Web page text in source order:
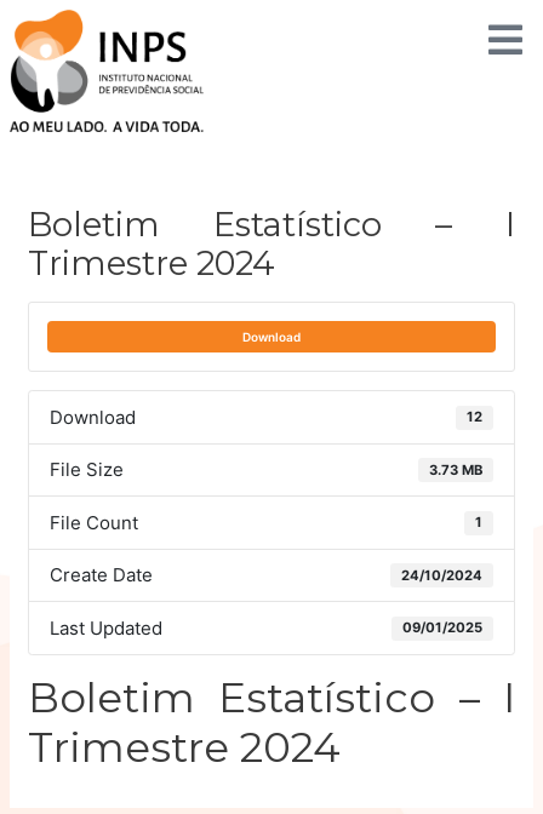
to
content
Boletim Estatístico – I
Trimestre 2024
Download
Download 12
File Size 3.73 MB
File Count 1
Create Date 24/10/2024
Last Updated 09/01/2025
Boletim Estatístico – I
Trimestre 2024